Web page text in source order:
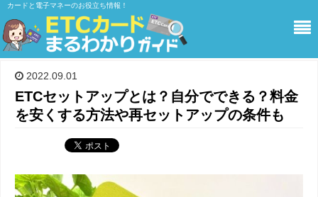
カードと電子マネーのお役立ち情報！
PR
2022.09.01
ETCセットアップとは？自分でできる？料金
を安くする方法や再セットアップの条件も